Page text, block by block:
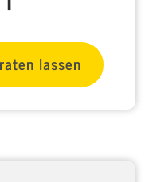
lassen